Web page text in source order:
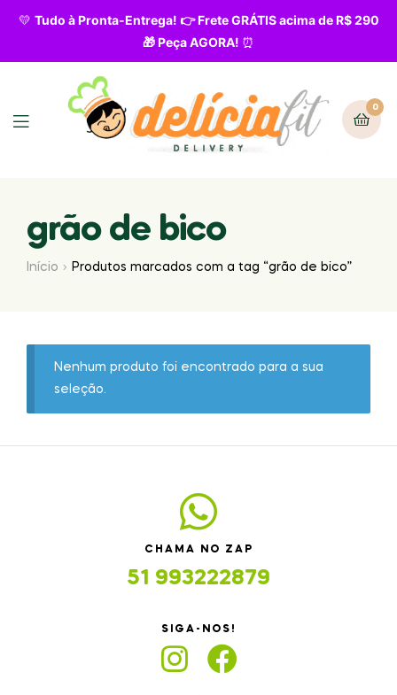
💛 Tudo à Pronta-Entrega! 👉 Frete GRÁTIS acima de R$ 290
🎁 Peça AGORA! ⏰
0
grão de bico
Início Produtos marcados com a tag “grão de bico”
Nenhum produto foi encontrado para a sua
seleção.
CHAMA NO ZAP
51 993222879
SIGA-NOS!